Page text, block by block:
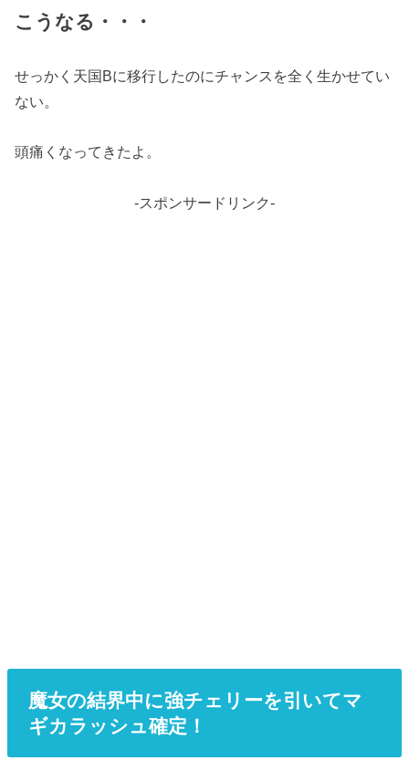
こうなる・・・
せっかく天国Bに移行したのにチャンスを全く生かせてい
ない。
頭痛くなってきたよ。
-スポンサードリンク-
魔女の結界中に強チェリーを引いてマ
ギカラッシュ確定！